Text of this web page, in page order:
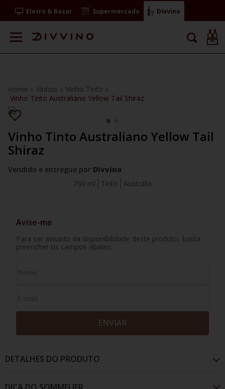
Eletro & Bazar Supermercado Divvino
Vinhos
Vinho Tinto
Vinho Tinto Australiano Yellow Tail Shiraz
Vinho Tinto Australiano Yellow Tail
Shiraz
Vendido e entregue por Divvino
Tinto
Austrália
750 ml
Avise-me
Para ser avisado da disponibilidade deste produto, basta
preencher os campos abaixo:
ENVIAR
DETALHES DO PRODUTO